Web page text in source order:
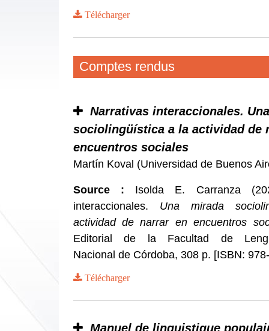
Télécharger
Comptes rendus
Narrativas interaccionales.
sociolingüística a la actividad de
encuentros sociales
Martín Koval (Universidad de Buenos
Source : Isolda E. Carranza
interaccionales. Una mirada
actividad de narrar en encuentros
Editorial de la Facultad de
Nacional de Córdoba, 308 p. [ISBN:
Télécharger
Manuel de linguistique